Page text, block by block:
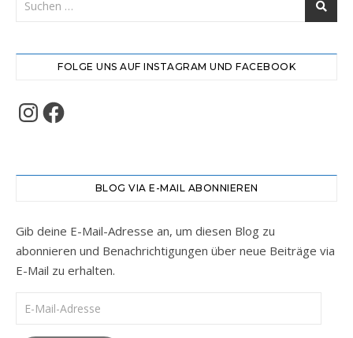
FOLGE UNS AUF INSTAGRAM UND FACEBOOK
Instagram
Facebook
BLOG VIA E-MAIL ABONNIEREN
Gib deine E-Mail-Adresse an, um diesen Blog zu
abonnieren und Benachrichtigungen über neue Beiträge via
E-Mail zu erhalten.
E-Mail-Adresse